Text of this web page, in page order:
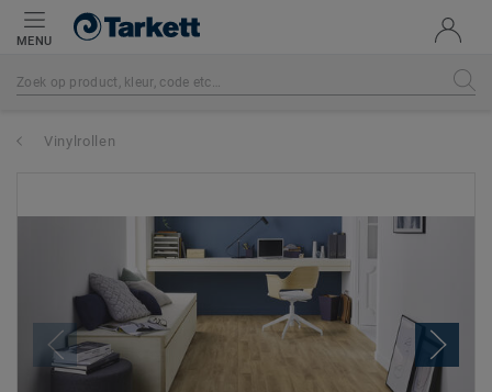
MENU
Vinylrollen